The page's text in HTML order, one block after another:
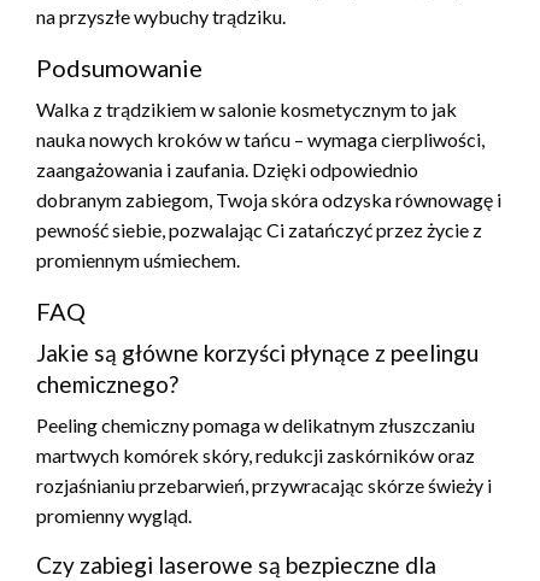
na przyszłe wybuchy trądziku.
Podsumowanie
Walka z trądzikiem w salonie kosmetycznym to jak
nauka nowych kroków w tańcu – wymaga cierpliwości,
zaangażowania i zaufania. Dzięki odpowiednio
dobranym zabiegom, Twoja skóra odzyska równowagę i
pewność siebie, pozwalając Ci zatańczyć przez życie z
promiennym uśmiechem.
FAQ
Jakie są główne korzyści płynące z peelingu
chemicznego?
Peeling chemiczny pomaga w delikatnym złuszczaniu
martwych komórek skóry, redukcji zaskórników oraz
rozjaśnianiu przebarwień, przywracając skórze świeży i
promienny wygląd.
Czy zabiegi laserowe są bezpieczne dla